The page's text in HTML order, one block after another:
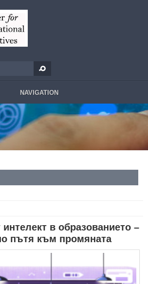
NAVIGATION
интелект в образованието –
пътя към промяната